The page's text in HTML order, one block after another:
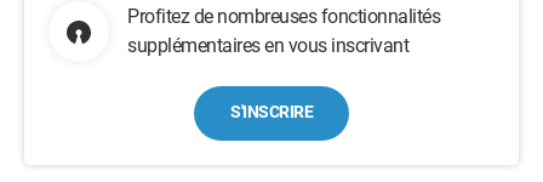
Profitez de nombreuses fonctionnalités
supplémentaires en vous inscrivant
S'INSCRIRE